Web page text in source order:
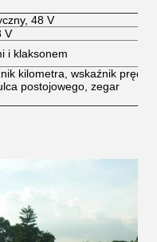
48 V
V
i klaksonem
kilometra, wskaźnik
postojowego, zegar